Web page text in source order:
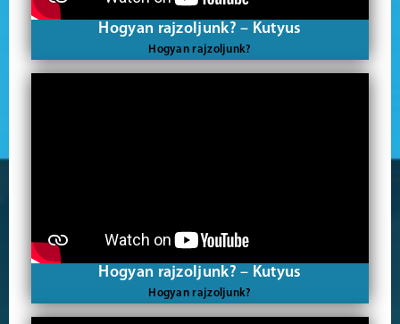
Hogyan rajzoljunk? – Kutyus
Hogyan rajzoljunk?
Hogyan rajzoljunk? – Kutyus
Hogyan rajzoljunk?